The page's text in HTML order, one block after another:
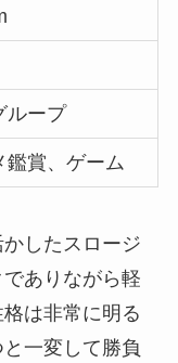
ループ
鑑賞、ゲーム
したスロージ
ありながら軽
は非常に明る
一変して勝負